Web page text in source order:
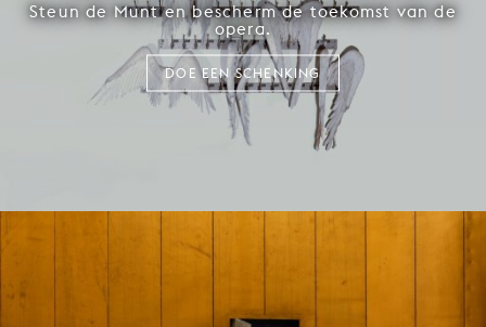
Steun de Munt en bescherm de toekomst van de
opera.
DOE EEN SCHENKING